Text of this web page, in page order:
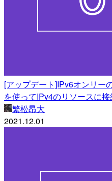
[アップデート]IPv6オンリー
を使ってIPv4のリソースに
繁松昂大
2021.12.01